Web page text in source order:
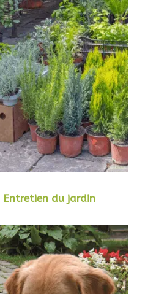
Entretien du jardin